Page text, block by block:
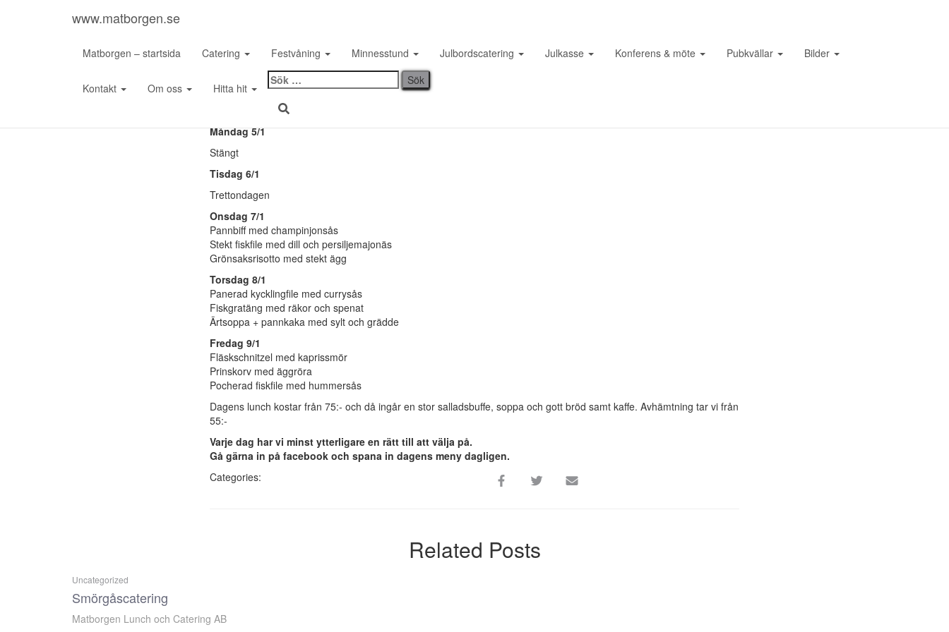
www.matborgen.se
Matborgen – startsida Catering Festvåning Minnesstund Julbordscatering Julkasse Konferens & möte Pubkvällar Bilder
Kontakt Om oss Hitta hit
Sök
efter:
Lunchmeny vecka 2
Published by
Måndag 5/1
Stängt
Tisdag 6/1
Trettondagen
Onsdag 7/1
Pannbiff med champinjonsås
Stekt fiskfile med dill och persiljemajonäs
Grönsaksrisotto med stekt ägg
Torsdag 8/1
Panerad kycklingfile med currysås
Fiskgratäng med räkor och spenat
Ärtsoppa + pannkaka med sylt och grädde
Fredag 9/1
Fläskschnitzel med kaprissmör
Prinskorv med äggröra
Pocherad fiskfile med hummersås
Dagens lunch kostar från 75:- och då ingår en stor salladsbuffe, soppa och gott bröd samt kaffe. Avhämtning tar vi från
55:-
Varje dag har vi minst ytterligare en rätt till att välja på.
Gå gärna in på facebook och spana in dagens meny dagligen.
Categories:
Related Posts
Uncategorized
Smörgåscatering
Matborgen Lunch och Catering AB